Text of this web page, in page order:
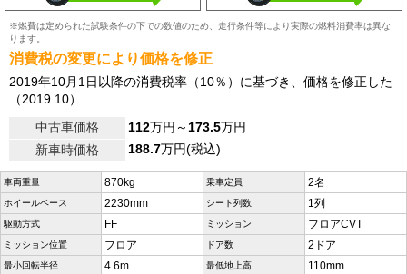
※燃費は定められた試験条件の下での数値のため、走行条件等により実際の燃料消費率は異な
ります。
消費税の変更により価格を修正
2019年10月1日以降の消費税率（10％）に基づき、価格を修正した
（2019.10）
中古車価格
112万円～173.5万円
新車時価格
188.7万円(税込)
車両重量 870kg 乗車定員 2名
ホイールベース 2230mm シート列数 1列
駆動方式 FF ミッション フロアCVT
ミッション位置 フロア ドア数 2ドア
最小回転半径 4.6m 最低地上高 110mm